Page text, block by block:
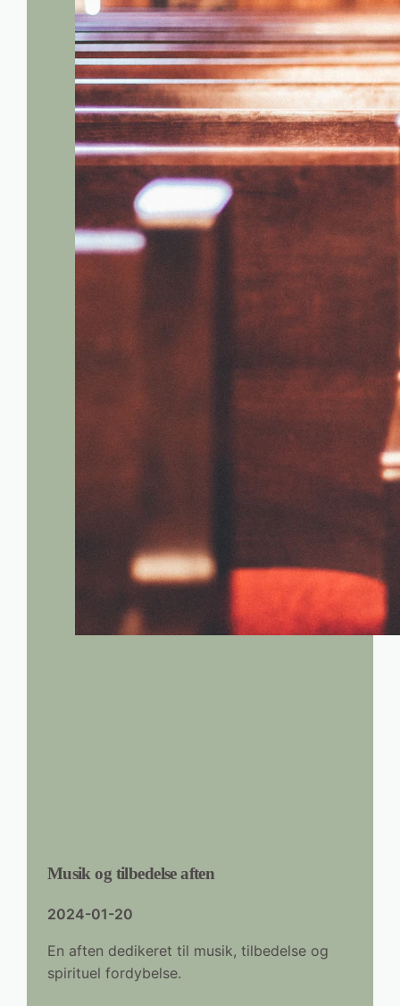
Musik og tilbedelse aften
2024-01-20
En aften dedikeret til musik, tilbedelse og
spirituel fordybelse.